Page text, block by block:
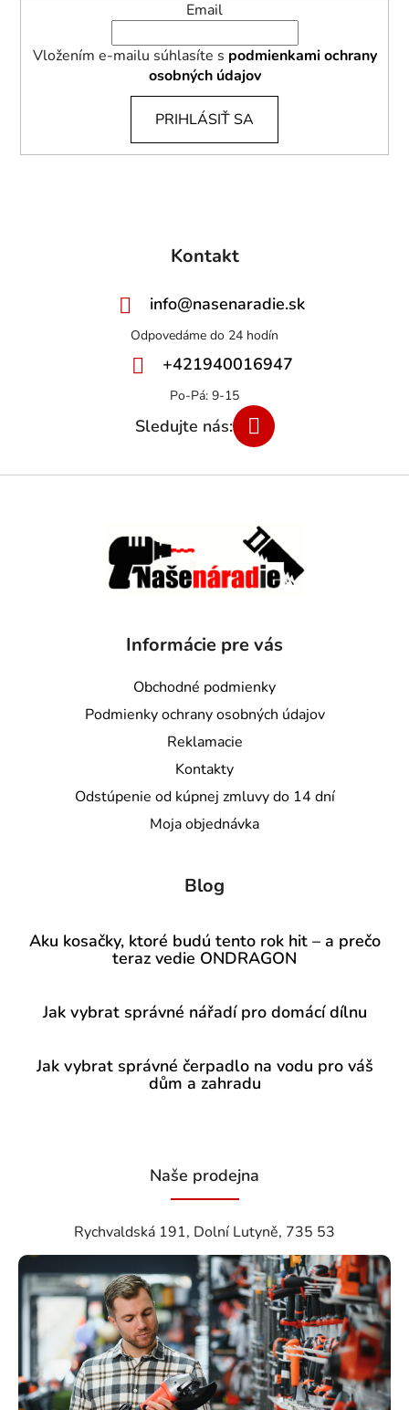
Email
Vložením e-mailu súhlasíte s podmienkami ochrany
osobných údajov
PRIHLÁSIŤ SA
Kontakt
info@nasenaradie.sk
+421940016947
Informácie pre vás
Obchodné podmienky
Podmienky ochrany osobných údajov
Reklamacie
Kontakty
Odstúpenie od kúpnej zmluvy do 14 dní
Moja objednávka
Blog
Aku kosačky, ktoré budú tento rok hit – a prečo
teraz vedie ONDRAGON
Jak vybrat správné nářadí pro domácí dílnu
Jak vybrat správné čerpadlo na vodu pro váš
dům a zahradu
Naše prodejna
Rychvaldská 191, Dolní Lutyně, 735 53